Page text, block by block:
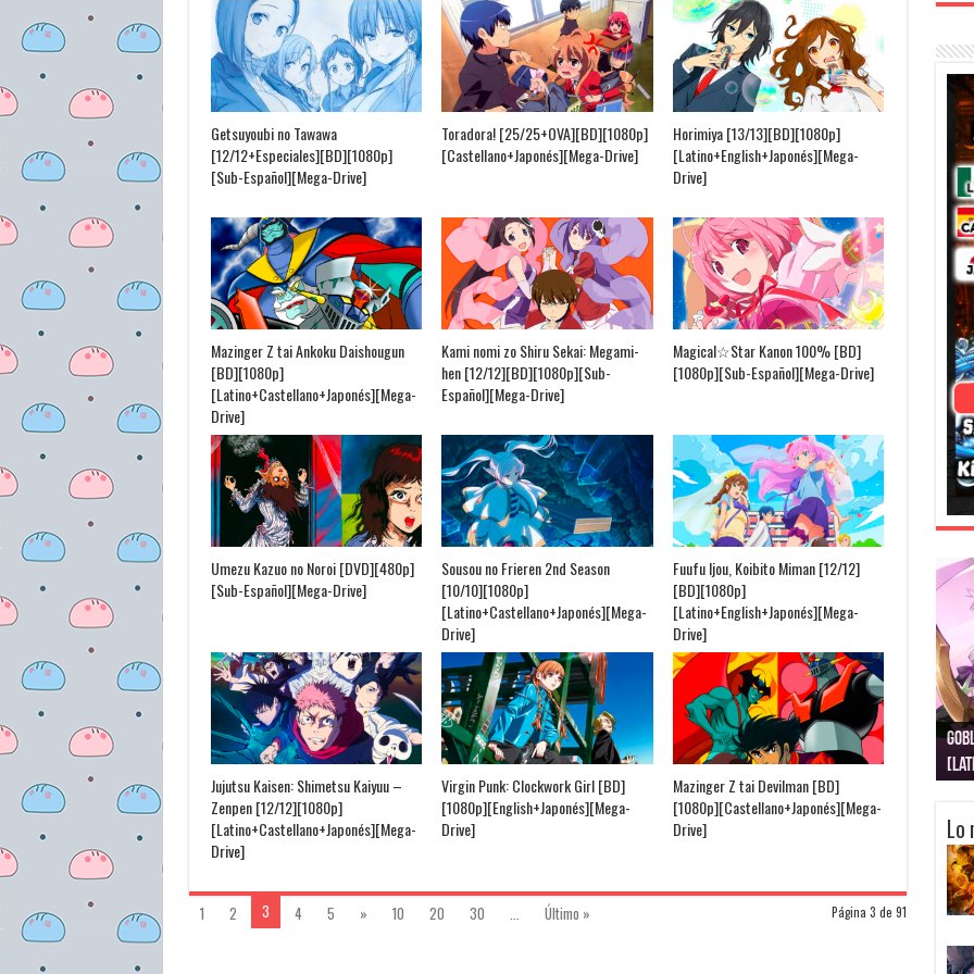
Getsuyoubi no Tawawa
[12/12+Especiales][BD][1080p]
[Sub-Español][Mega-Drive]
Toradora! [25/25+OVA][BD][1080p]
[Castellano+Japonés][Mega-Drive]
Horimiya [13/13][BD][1080p]
[Latino+English+Japonés][Mega-
Drive]
Mazinger Z tai Ankoku Daishougun
[BD][1080p]
[Latino+Castellano+Japonés][Mega-
Drive]
Kami nomi zo Shiru Sekai: Megami-
hen [12/12][BD][1080p][Sub-
Español][Mega-Drive]
Magical☆Star Kanon 100% [BD]
[1080p][Sub-Español][Mega-Drive]
Umezu Kazuo no Noroi [DVD][480p]
[Sub-Español][Mega-Drive]
Sousou no Frieren 2nd Season
[10/10][1080p]
[Latino+Castellano+Japonés][Mega-
Drive]
Fuufu Ijou, Koibito Miman [12/12]
[BD][1080p]
[Latino+English+Japonés][Mega-
Drive]
Jujutsu Kaisen: Shimetsu Kaiyuu –
Zenpen [12/12][1080p]
[Latino+Castellano+Japonés][Mega-
Drive]
Virgin Punk: Clockwork Girl [BD]
[1080p][English+Japonés][Mega-
Drive]
Mazinger Z tai Devilman [BD]
[1080p][Castellano+Japonés][Mega-
Drive]
Página 3 de 91
1 2 3 4 5 » 10 20 30 ... Último »
Lo